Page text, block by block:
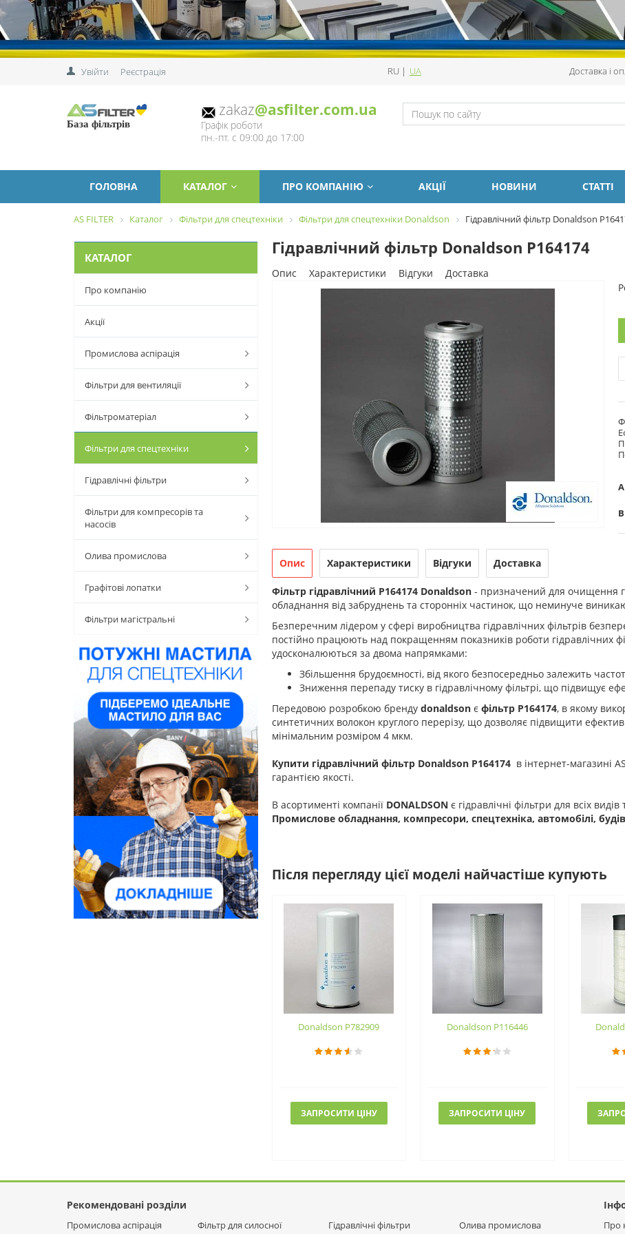
Увійти Реєстрація RU | UA Доставка і
База фільтрів
zakaz@asfilter.com.ua
Графік роботи
пн.-пт. с 09:00 до 17:00
ГОЛОВНА КАТАЛОГ ПРО КОМПАНІЮ АКЦІЇ НОВИНИ СТАТТІ
AS FILTER Каталог Фільтри для спецтехніки Фільтри для спецтехніки Donaldson Гідравлічний фільтр Donaldson
КАТАЛОГ
Про компанію
Акції
Промислова аспірація
Фільтри для вентиляції
Фільтроматеріал
Фільтри для спецтехніки
Гідравлічні фільтри
Фільтри для компресорів та
насосів
Олива промислова
Графітові лопатки
Фільтри магістральні
Гідравлічний фільтр Donaldson P164174
Опис Характеристики Відгуки
Доставка
Опис Характеристики Відгуки Доставка
Фільтр гідравлічний P164174 Donaldson- призначений для очищення
обладнання від забруднень та сторонніх частинок, що неминуче
Безперечним лідером у сфері виробництва гідравлічних фільтрів
постійно працюють над покращенням показників роботи гідравлічних
удосконалюються за двома напрямками:
Збільшення брудоємності, від якого безпосередньо залежить
Зниження перепаду тиску в гідравлічному фільтрі, що підвищує
Передовою розробкою бренду donaldsonє фільтр P164174, в якому
синтетичних волокон круглого перерізу, що дозволяє підвищити
мінімальним розміром 4 мкм.
Купити гідравлічний фільтр Donaldson P164174в інтернет-магазині
гарантією якості.
В асортименті компанії DONALDSONє гідравлічні фільтри для всіх
Промислове обладнання, компресори, спецтехніка, автомобілі,
Після перегляду цієї моделі найчастіше купують
Donaldson P782909
ЗАПРОСИТИ ЦІНУ
Donaldson P116446
ЗАПРОСИТИ ЦІНУ
Рекомендовані розділи
Промислова аспірація Фільтр для силосної Гідравлічні фільтри Олива промислова Про